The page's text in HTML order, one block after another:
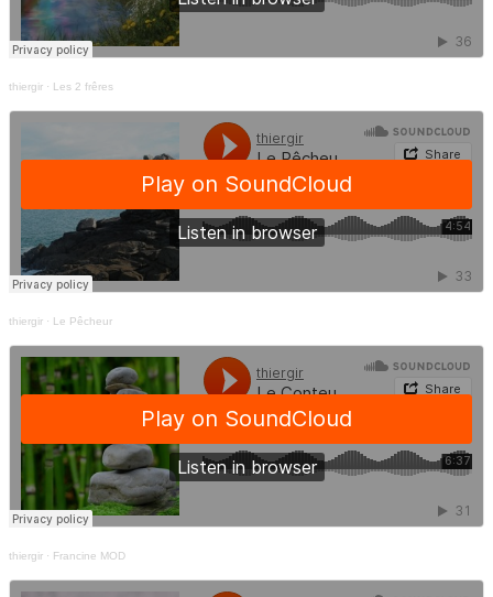
thiergir · Les 2 frêres
thiergir · Le Pêcheur
thiergir · Francine MOD